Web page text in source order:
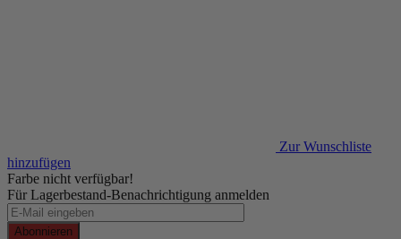
Zur Wunschliste
hinzufügen
Farbe nicht verfügbar!
Für Lagerbestand-Benachrichtigung anmelden
Abonnieren